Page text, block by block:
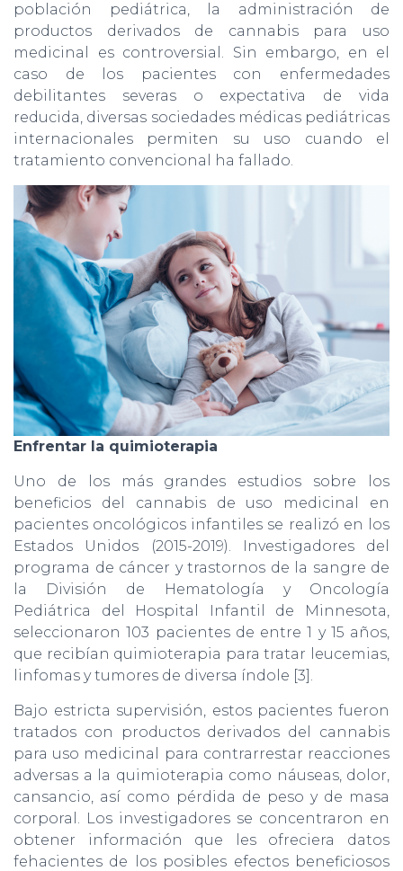
población pediátrica, la administración de
productos derivados de cannabis para uso
medicinal es controversial. Sin embargo, en el
caso de los pacientes con enfermedades
debilitantes severas o expectativa de vida
reducida, diversas sociedades médicas pediátricas
internacionales permiten su uso cuando el
tratamiento convencional ha fallado.
Enfrentar la quimioterapia
Uno de los más grandes estudios sobre los
beneficios del cannabis de uso medicinal en
pacientes oncológicos infantiles se realizó en los
Estados Unidos (2015-2019). Investigadores del
programa de cáncer y trastornos de la sangre de
la División de Hematología y Oncología
Pediátrica del Hospital Infantil de Minnesota,
seleccionaron 103 pacientes de entre 1 y 15 años,
que recibían quimioterapia para tratar leucemias,
linfomas y tumores de diversa índole [3].
Bajo estricta supervisión, estos pacientes fueron
tratados con productos derivados del cannabis
para uso medicinal para contrarrestar reacciones
adversas a la quimioterapia como náuseas, dolor,
cansancio, así como pérdida de peso y de masa
corporal. Los investigadores se concentraron en
obtener información que les ofreciera datos
fehacientes de los posibles efectos beneficiosos